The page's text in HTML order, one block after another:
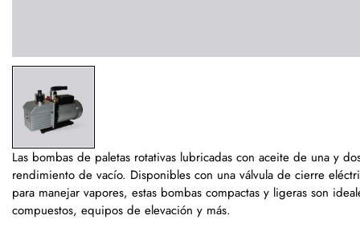
Las bombas de paletas rotativas lubricadas con aceite de una y
rendimiento de vacío. Disponibles con una válvula de cierre
para manejar vapores, estas bombas compactas y ligeras son
compuestos, equipos de elevación y más.